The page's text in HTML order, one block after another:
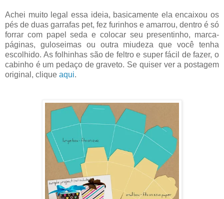
Achei muito legal essa ideia, basicamente ela encaixou os
pés de duas garrafas pet, fez furinhos e amarrou, dentro é só
forrar com papel seda e colocar seu presentinho, marca-
páginas, guloseimas ou outra miudeza que você tenha
escolhido. As folhinhas são de feltro e super fácil de fazer, o
cabinho é um pedaço de graveto. Se quiser ver a postagem
original, clique aqui.